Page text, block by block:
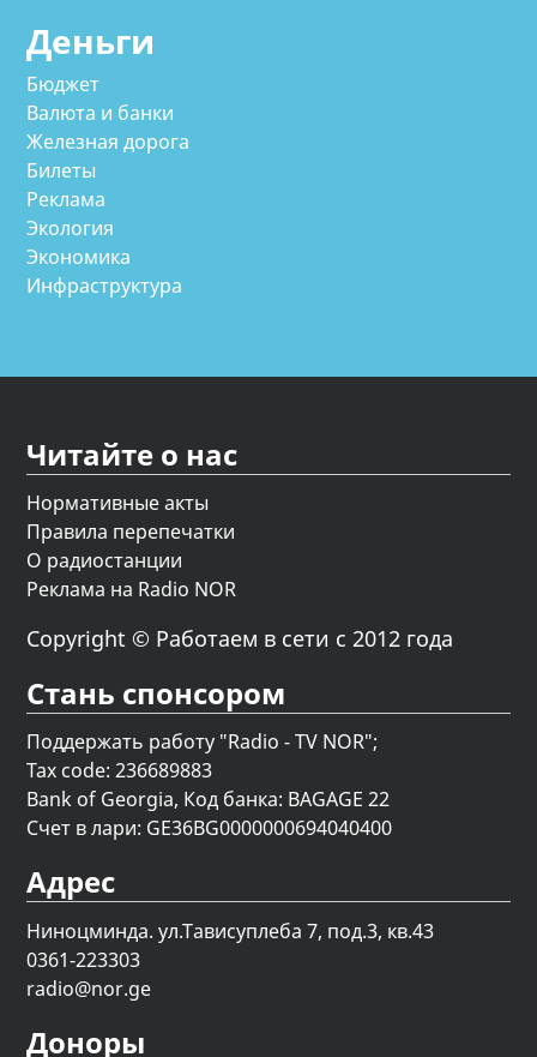
Деньги
Бюджет
Валюта и банки
Железная дорога
Билеты
Реклама
Экология
Экономика
Инфраструктура
Читайте о нас
Нормативные акты
Правила перепечатки
О радиостанции
Реклама на Radio NOR
Copyright © Работаем в сети с 2012 года
Стань спонсором
Поддержать работу "Radio - TV NOR";
Tax code: 236689883
Bank of Georgia, Код банка: BAGAGE 22
Счет в лари: GE36BG0000000694040400
Адрес
Ниноцминда. ул.Тависуплеба 7, под.3, кв.43
0361-223303
radio@nor.ge
Доноры